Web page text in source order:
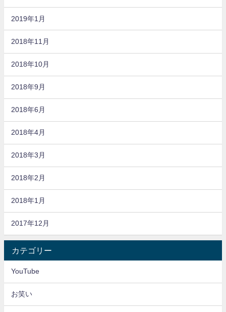
2019年1月
2018年11月
2018年10月
2018年9月
2018年6月
2018年4月
2018年3月
2018年2月
2018年1月
2017年12月
カテゴリー
YouTube
お笑い